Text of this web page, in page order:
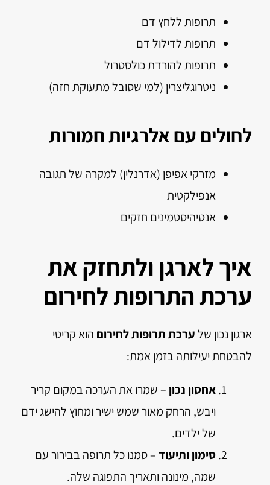
תרופות ללחץ דם
תרופות לדילול דם
תרופות להורדת כולסטרול
ניטרוגליצרין (למי שסובל מתעוקת חזה)
לחולים עם אלרגיות חמורות
מזרקי אפיפן (אדרנלין) למקרה של תגובה
אנפילקטית
אנטיהיסטמינים חזקים
איך לארגן ולתחזק את
ערכת התרופות לחירום
ארגון נכון שלערכת תרופות לחירום הוא קריטי
להבטחת יעילותה בזמן אמת:
אחסון נכון – שמרו את הערכה במקום קריר
ויבש, הרחק מאור שמש ישיר ומחוץ להישג ידם
של ילדים.
סימון ותיעוד– סמנו כל תרופה בבירור עם
שמה, מינונה ותאריך התפוגה שלה.